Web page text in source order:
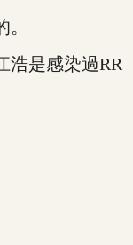
是感染過RR